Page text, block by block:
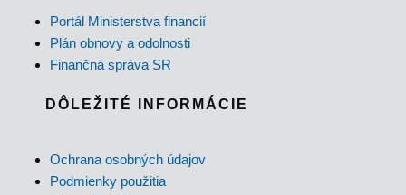
Portál Ministerstva financií
Plán obnovy a odolnosti
Finančná správa SR
DÔLEŽITÉ INFORMÁCIE
Ochrana osobných údajov
Podmienky použitia